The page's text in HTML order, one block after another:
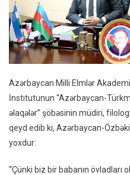
Azərbaycan Milli Elmlər
İnstitutunun “Azərbaycan-
əlaqələr” şöbəsinin müdiri,
qeyd edib ki, Azərbaycan-
yoxdur:
“Çünki biz bir babanın övladları